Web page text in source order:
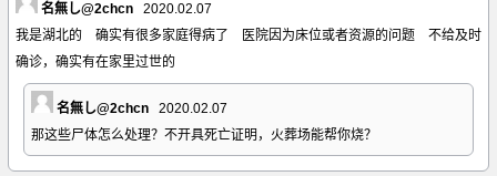
名無し@2chcn
2020.02.07
我是湖北的 确实有很多家庭得病了 医院因为床位或者资源的问题 不给及时
确诊，确实有在家里过世的
名無し@2chcn
2020.02.07
那这些尸体怎么处理？不开具死亡证明，火葬场能帮你烧？